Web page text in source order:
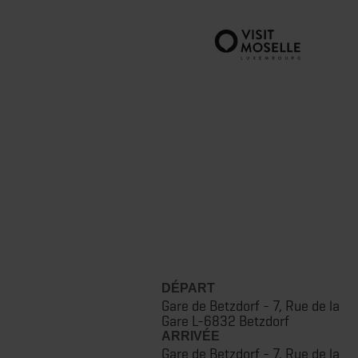
DÉPART
Gare de Betzdorf - 7, Rue de la
Gare L-6832 Betzdorf
ARRIVÉE
Gare de Betzdorf - 7, Rue de la